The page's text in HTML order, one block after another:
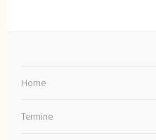
Home
Termine